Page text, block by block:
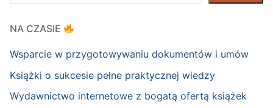
NA CZASIE
Wsparcie w przygotowywaniu dokumentów i umów
Książki o sukcesie pełne praktycznej wiedzy
Wydawnictwo internetowe z bogatą ofertą książek